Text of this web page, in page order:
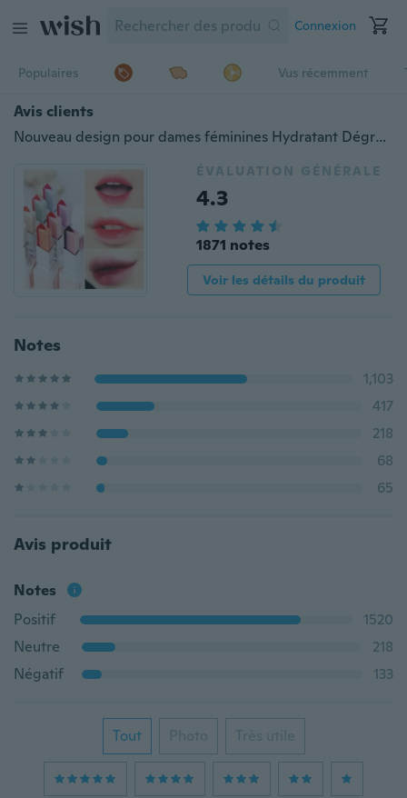
Connexion
Populaires Vus récemment
Avis clients
Nouveau design pour dames féminines Hydratant Dégraissant Couleur Dégradé Forme en V Découpe Deux Teintes Teintes Maquillage Soyeux Double Couleurs Baume Rouge à Lèvres Baume pour Lèvres Lèvres Cosmétique
ÉVALUATION GÉNÉRALE
4.3
1871 notes
Voir les détails du produit
Notes
1,103
417
218
68
65
Avis produit
Notes
Positif
1520
Neutre
218
Négatif
133
Tout Photo Très utile